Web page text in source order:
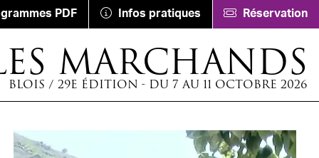
PDF Infos pratiques Réservation
MARCHANDS
BLOIS / 29E ÉDITION - DU 7 AU 11 OCTOBRE 2026